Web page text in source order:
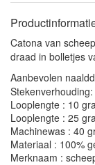
Catona van
draad in bolletjes
Aanbevolen
Looplengte : 10
Looplengte : 25
Machinewas : 40
Materiaal : 100%
Merknaam :